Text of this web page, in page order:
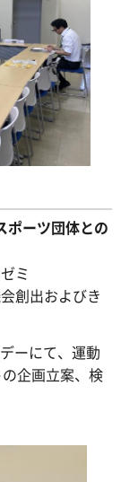
ポーツ団体との
ミ
創出およびき
ーにて、運動
企画立案、検